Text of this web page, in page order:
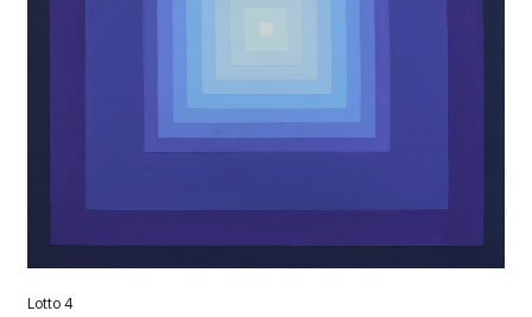
Lotto 4